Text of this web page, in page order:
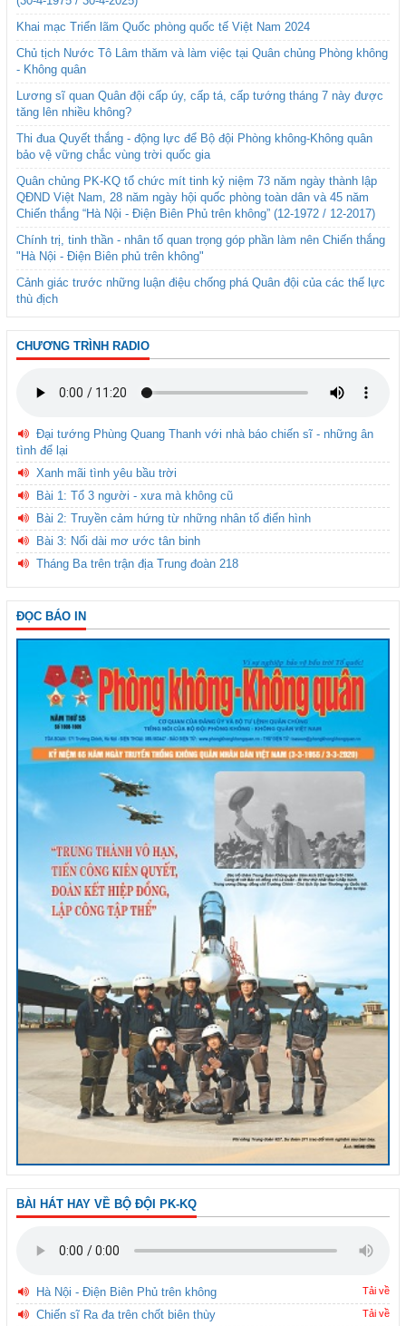
Khai mạc Triển lãm Quốc phòng quốc tế Việt Nam 2024
Chủ tịch Nước Tô Lâm thăm và làm việc tại Quân chủng Phòng không
- Không quân
Lương sĩ quan Quân đội cấp úy, cấp tá, cấp tướng tháng 7 này được
tăng lên nhiều không?
Thi đua Quyết thắng - động lực để Bộ đội Phòng không-Không quân
bảo vệ vững chắc vùng trời quốc gia
Quân chủng PK-KQ tổ chức mít tinh kỷ niệm 73 năm ngày thành lập
QĐND Việt Nam, 28 năm ngày hội quốc phòng toàn dân và 45 năm
Chiến thắng “Hà Nội - Điện Biên Phủ trên không” (12-1972 / 12-2017)
Chính trị, tinh thần - nhân tố quan trọng góp phần làm nên Chiến thắng
"Hà Nội - Điện Biên phủ trên không"
Cảnh giác trước những luận điệu chống phá Quân đội của các thế lực
thù địch
CHƯƠNG TRÌNH RADIO
Đại tướng Phùng Quang Thanh với nhà báo chiến sĩ - những ân
tình để lại
Xanh mãi tình yêu bầu trời
Bài 1: Tổ 3 người - xưa mà không cũ
Bài 2: Truyền cảm hứng từ những nhân tố điển hình
Bài 3: Nối dài mơ ước tân binh
Tháng Ba trên trận địa Trung đoàn 218
ĐỌC BÁO IN
BÀI HÁT HAY VỀ BỘ ĐỘI PK-KQ
Hà Nội - Điện Biên Phủ trên không Tải về
Chiến sĩ Ra đa trên chốt biên thùy Tải về